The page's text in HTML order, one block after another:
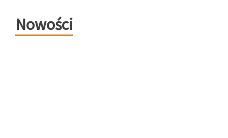
Nowości